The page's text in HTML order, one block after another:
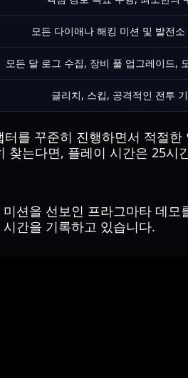
모든 다이애나 해킹 미션 및 발전
모든 달 로그 수집, 장비 풀 업그레이드,
글리치, 스킵, 공격적인 전투
를 꾸준히 진행하면서 적절
는다면, 플레이 시간은 25시
션을 선보인 프라그마타 데모
간을 기록하고 있습니다.